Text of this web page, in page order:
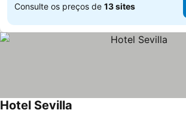
Consulte os preços de 13 sites
Hotel Sevilla